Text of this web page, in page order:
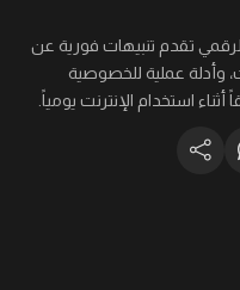
تقدم تنبيهات فورية عن
وأدلة عملية للخصوصية
استخدام الإنترنت يومياً.